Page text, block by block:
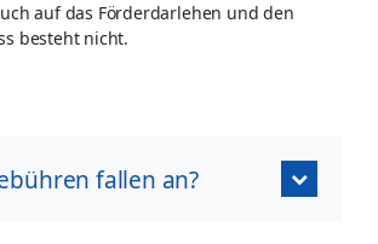
auf das Förderdarlehen und den
besteht nicht.
fallen an?